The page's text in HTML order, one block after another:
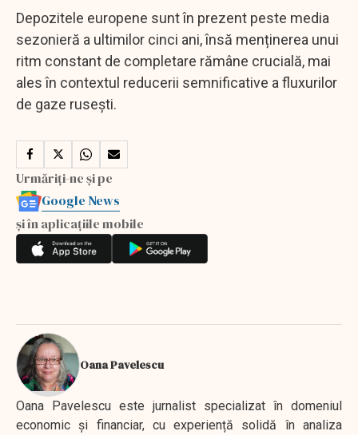
Depozitele europene sunt în prezent peste media
sezonieră a ultimilor cinci ani, însă menținerea unui
ritm constant de completare rămâne crucială, mai
ales în contextul reducerii semnificative a fluxurilor
de gaze rusești.
Urmăriți-ne și pe
Google News
și în aplicațiile mobile
Oana Pavelescu
Oana Pavelescu este jurnalist specializat în domeniul
economic și financiar, cu experiență solidă în analiza